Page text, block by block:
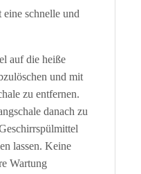
schnelle und
auf die heiße
und mit
zu entfernen.
danach zu
lassen. Keine
Wartung